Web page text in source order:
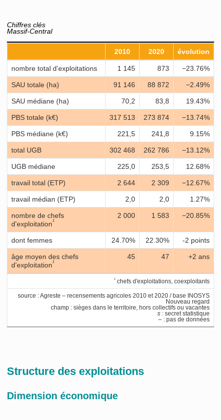
Chiffres clés
Massif-Central
2010 2020 évolution
nombre total d'exploitations 1 145 873 −23.76%
SAU totale (ha) 91 146 88 872 −2.49%
SAU médiane (ha) 70,2 83,8 19.43%
PBS totale (k€) 317 513 273 874 −13.74%
PBS médiane (k€) 221,5 241,8 9.15%
total UGB 302 468 262 786 −13.12%
UGB médiane 225,0 253,5 12.68%
travail total (ETP) 2 644 2 309 −12.67%
travail médian (ETP) 2,0 2,0 1.27%
nombre de chefs
d'exploitation1
2 000 1 583 −20.85%
dont femmes 24.70% 22.30% -2 points
âge moyen des chefs
d'exploitation1
45 47 +2 ans
source : Agreste – recensements agricoles 2010 et 2020 / base INOSYS
Nouveau regard
champ : sièges dans le territoire, hors collectifs ou vacantes
s : secret statistique
– : pas de données
1 chefs d'exploitations, coexploitants
Structure des exploitations
Dimension économique